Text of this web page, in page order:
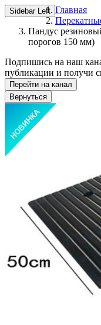
Sidebar Left Главная
Пандус
порогов 150 мм)
Подпишись на наш
публикации и получи